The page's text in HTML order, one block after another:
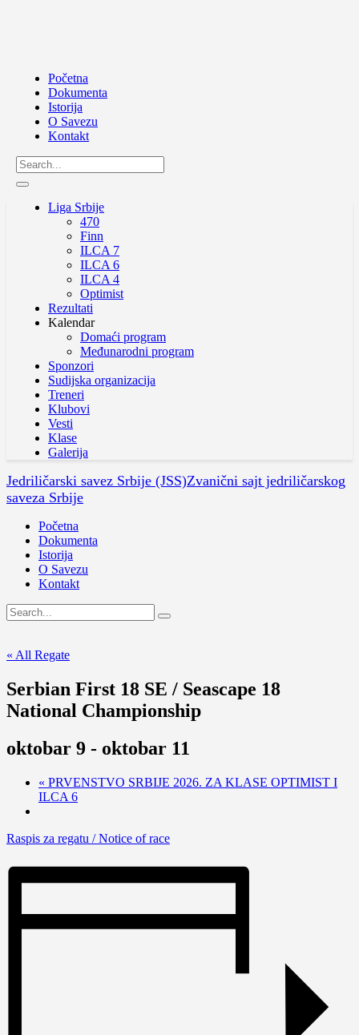
Početna
Dokumenta
Istorija
O Savezu
Kontakt
Liga Srbije
470
Finn
ILCA 7
ILCA 6
ILCA 4
Optimist
Rezultati
Kalendar
Domaći program
Međunarodni program
Sponzori
Sudijska organizacija
Treneri
Klubovi
Vesti
Klase
Galerija
Jedriličarski savez Srbije (JSS)Zvanični sajt jedriličarskog
saveza Srbije
Početna
Dokumenta
Istorija
O Savezu
Kontakt
« All Regate
Serbian First 18 SE / Seascape 18
National Championship
oktobar 9 - oktobar 11
« PRVENSTVO SRBIJE 2026. ZA KLASE OPTIMIST I
ILCA 6
Raspis za regatu / Notice of race